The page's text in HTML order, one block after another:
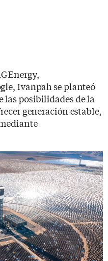
Energy,
Ivanpah se planteó
las posibilidades de la
generación estable,